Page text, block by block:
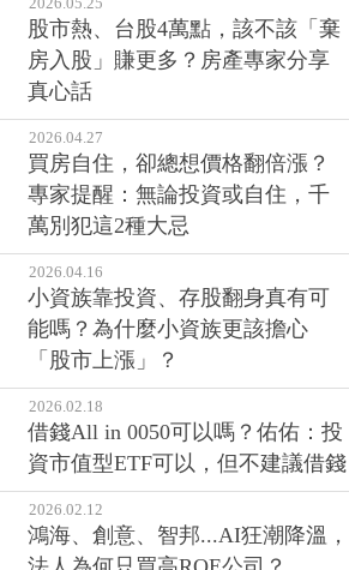
股市熱、台股4萬點，該不該「棄
房入股」賺更多？房產專家分享
真心話
2026.04.27
買房自住，卻總想價格翻倍漲？
專家提醒：無論投資或自住，千
萬別犯這2種大忌
2026.04.16
小資族靠投資、存股翻身真有可
能嗎？為什麼小資族更該擔心
「股市上漲」？
2026.02.18
借錢All in 0050可以嗎？佑佑：投
資市值型ETF可以，但不建議借錢
2026.02.12
鴻海、創意、智邦...AI狂潮降溫，